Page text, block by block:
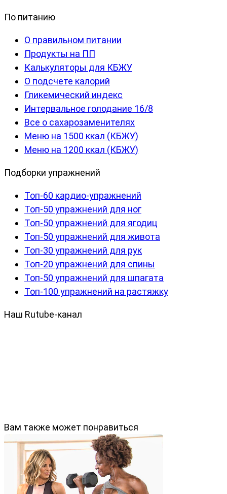
По питанию
О правильном питании
Продукты на ПП
Калькуляторы для КБЖУ
О подсчете калорий
Гликемический индекс
Интервальное голодание 16/8
Все о сахарозаменителях
Меню на 1500 ккал (КБЖУ)
Меню на 1200 ккал (КБЖУ)
Подборки упражнений
Топ-60 кардио-упражнений
Топ-50 упражнений для ног
Топ-50 упражнений для ягодиц
Топ-50 упражнений для живота
Топ-30 упражнений для рук
Топ-20 упражнений для спины
Топ-50 упражнений для шпагата
Топ-100 упражнений на растяжку
Наш Rutube-канал
Вам также может понравиться